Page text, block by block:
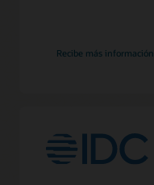
Recibe más información
Enterprise